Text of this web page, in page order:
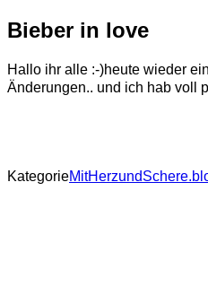
Bieber in love
Hallo ihr alle :-)heute wieder
Änderungen.. und ich hab voll
Kategorie